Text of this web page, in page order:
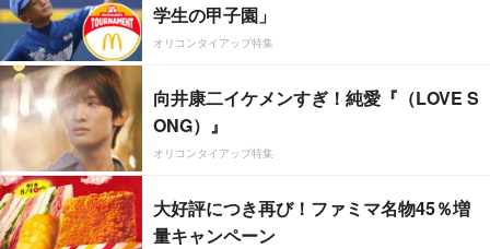
学生の甲子園」
オリコンタイアップ特集
向井康二イケメンすぎ！純愛『（LOVE S
ONG）』
オリコンタイアップ特集
大好評につき再び！ファミマ名物45％増
量キャンペーン